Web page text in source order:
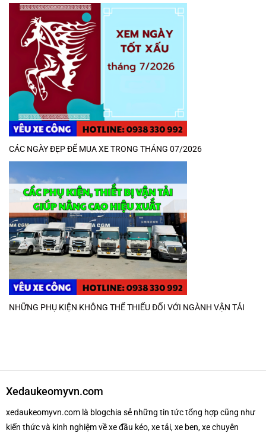
CÁC NGÀY ĐẸP ĐỂ MUA XE TRONG THÁNG 07/2026
NHỮNG PHỤ KIỆN KHÔNG THỂ THIẾU ĐỐI VỚI NGÀNH VẬN TẢI
Xedaukeomyvn.com
xedaukeomyvn.com là blogchia sẻ những tin tức tổng hợp cũng như
kiến thức và kinh nghiệm về xe đầu kéo, xe tải, xe ben, xe chuyên